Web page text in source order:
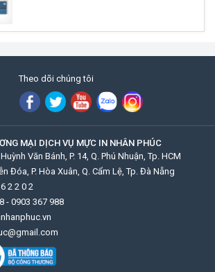
Theo dõi chúng tôi
MẠI DỊCH VỤ MỰC IN NHÂN PHÚC
Văn Bánh, P. 14, Q. Phú Nhuận, Tp. HCM
Đóa, P. Hòa Xuân, Q. Cẩm Lệ, Tp. Đà Nẵng
2 2 0 2
- 0903 367 988